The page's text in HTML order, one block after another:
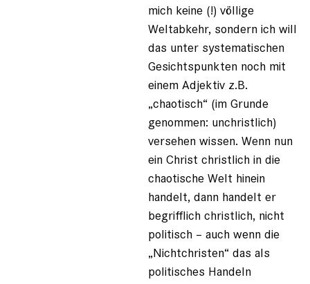
mich keine (!) völlige
Weltabkehr, sondern ich will
das unter systematischen
Gesichtspunkten noch mit
einem Adjektiv z.B.
„chaotisch“ (im Grunde
genommen: unchristlich)
versehen wissen. Wenn nun
ein Christ christlich in die
chaotische Welt hinein
handelt, dann handelt er
begrifflich christlich, nicht
politisch – auch wenn die
„Nichtchristen“ das als
politisches Handeln